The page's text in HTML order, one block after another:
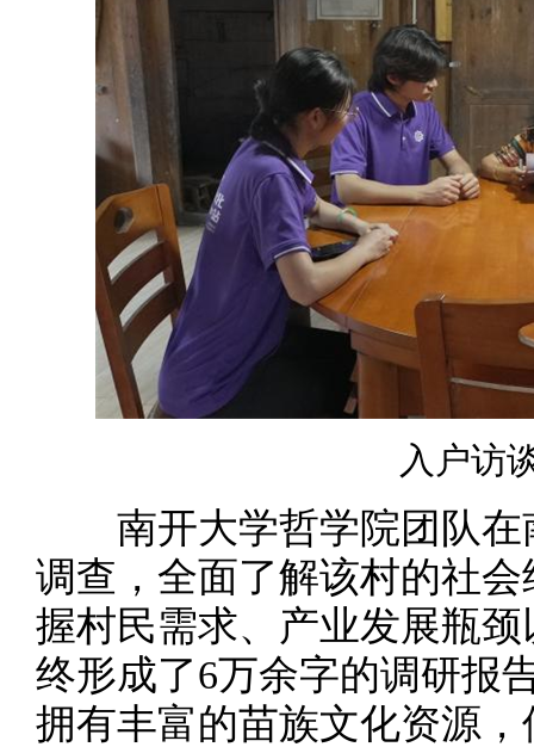
入户访
南开大学哲学院团队在
调查，全面了解该村的社
握村民需求、产业发展瓶
终形成了6万余字的调研报
拥有丰富的苗族文化资源